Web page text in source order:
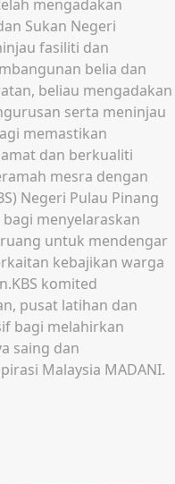
mengadakan
Sukan Negeri
fasiliti dan
belia dan
beliau mengadakan
serta meninjau
memastikan
dan berkualiti
mesra dengan
Negeri Pulau Pinang
menyelaraskan
untuk mendengar
kebajikan warga
komited
pusat latihan dan
bagi melahirkan
saing dan
Malaysia MADANI.